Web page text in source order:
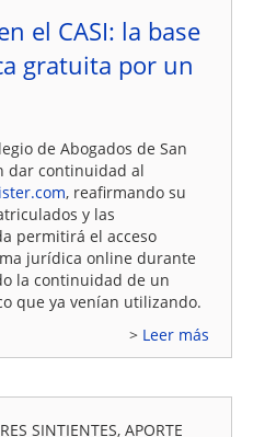
el CASI: la base
gratuita por un
de Abogados de San
dar continuidad al
, reafirmando su
y las
permitirá el acceso
jurídica online durante
la continuidad de un
que ya venían utilizando.
Leer más
SINTIENTES, APORTE